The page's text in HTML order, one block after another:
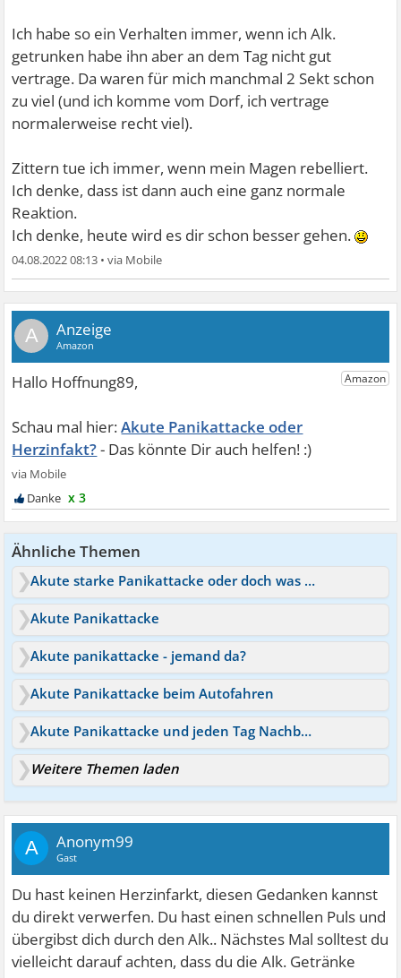
Ich habe so ein Verhalten immer, wenn ich Alk.
getrunken habe ihn aber an dem Tag nicht gut
vertrage. Da waren für mich manchmal 2 Sekt schon
zu viel (und ich komme vom Dorf, ich vertrage
normalerweise recht viel).
Zittern tue ich immer, wenn mein Magen rebelliert.
Ich denke, dass ist dann auch eine ganz normale
Reaktion.
Ich denke, heute wird es dir schon besser gehen.
04.08.2022 08:13 •
A
Akute Panikattacke oder
Herzinfakt?
x 3
Ähnliche Themen
Akute starke Panikattacke oder doch was anderes?
Akute Panikattacke
Akute panikattacke - jemand da?
Akute Panikattacke beim Autofahren
Akute Panikattacke und jeden Tag Nachbeben
Weitere Themen laden
A Anonym99
Gast
Du hast keinen Herzinfarkt, diesen Gedanken kannst
du direkt verwerfen. Du hast einen schnellen Puls und
übergibst dich durch den Alk.. Nächstes Mal solltest du
vielleicht darauf achten, dass du die Alk. Getränke